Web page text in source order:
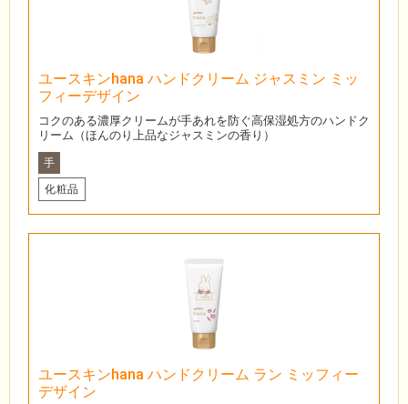
ユースキンhana ハンドクリーム ジャスミン ミッ
フィーデザイン
コクのある濃厚クリームが手あれを防ぐ高保湿処方のハンドク
リーム（ほんのり上品なジャスミンの香り）
手
化粧品
ユースキンhana ハンドクリーム ラン ミッフィー
デザイン